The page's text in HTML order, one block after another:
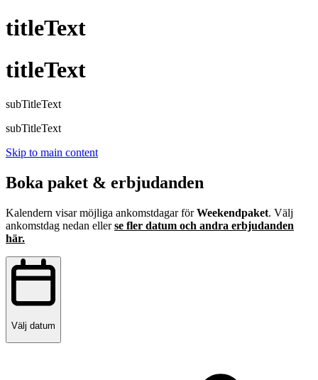
titleText
titleText
subTitleText
subTitleText
Skip to main content
Boka paket & erbjudanden
Kalendern visar möjliga ankomstdagar förWeekendpaket. Välj
ankomstdag nedan ellerse fler datum och andra erbjudanden
här.
Välj datum